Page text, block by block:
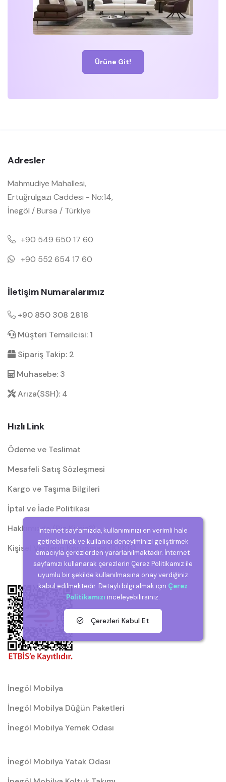
Ürüne Git!
Adresler
Mahmudiye Mahallesi,
Ertuğrulgazi Caddesi - No:14,
İnegöl / Bursa / Türkiye
+90 549 650 17 60
+90 552 654 17 60
İletişim Numaralarımız
+90 850 308 2818
Müşteri Temsilcisi: 1
Sipariş Takip: 2
Muhasebe: 3
Arıza(SSH): 4
Hızlı Link
Ödeme ve Teslimat
Mesafeli Satış Sözleşmesi
Kargo ve Taşıma Bilgileri
İptal ve İade Politikası
Hakkımızda (Biz Kimiz?)
Kişisel Verilerin Korunması (KVKK)
İnegöl Mobilya
İnegöl Mobilya Düğün Paketleri
İnegöl Mobilya Yemek Odası
İnegöl Mobilya Yatak Odası
İnternet sayfamızda, kullanımınızı en verimli hale
getirebilmek ve kullanıcı deneyiminizi geliştirmek
amacıyla çerezlerden yararlanılmaktadır. İnternet
sayfamızı kullanarak çerezlerin Çerez Politikamız ile
uyumlu bir şekilde kullanılmasına onay verdiğiniz
kabul edilmektedir. Detaylı bilgi almak için Çerez
Politikamızı inceleyebilirsiniz.
Çerezleri Kabul Et